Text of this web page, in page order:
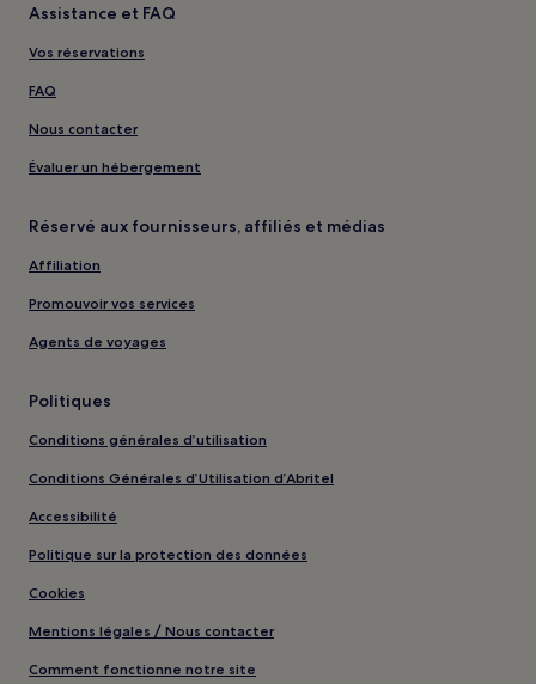
Assistance et FAQ
Vos réservations
FAQ
Nous contacter
Évaluer un hébergement
Réservé aux fournisseurs, affiliés et médias
Affiliation
Promouvoir vos services
Agents de voyages
Politiques
Conditions générales d’utilisation
Conditions Générales d’Utilisation d’Abritel
Accessibilité
Politique sur la protection des données
Cookies
Mentions légales / Nous contacter
Comment fonctionne notre site